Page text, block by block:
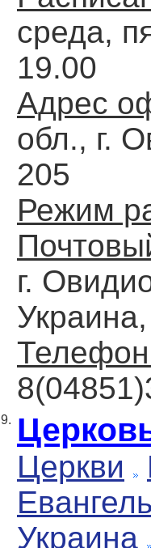
среда,
19.00
Адрес
обл., г.
205
Режим
г.
9.
Церкви
Украина